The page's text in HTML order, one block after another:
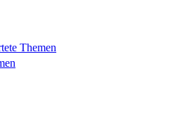
Themen